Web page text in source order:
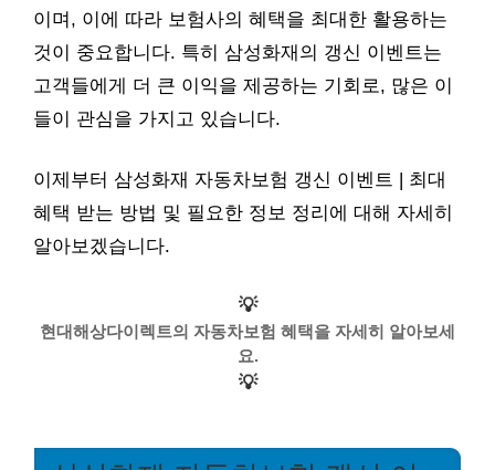
이며, 이에 따라 보험사의 혜택을 최대한 활용하는
것이 중요합니다. 특히 삼성화재의 갱신 이벤트는
고객들에게 더 큰 이익을 제공하는 기회로, 많은 이
들이 관심을 가지고 있습니다.
이제부터 삼성화재 자동차보험 갱신 이벤트 | 최대
혜택 받는 방법 및 필요한 정보 정리에 대해 자세히
알아보겠습니다.
💡
현대해상다이렉트의 자동차보험 혜택을 자세히 알아보세
요.
💡